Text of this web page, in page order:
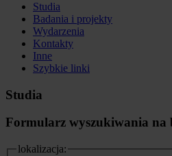
Studia
Badania i projekty
Wydarzenia
Kontakty
Inne
Szybkie linki
Studia
Formularz wyszukiwania na
lokalizacja: